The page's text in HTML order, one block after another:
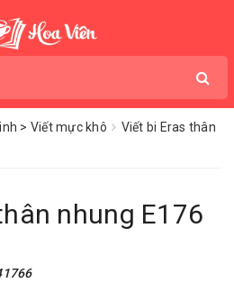
> Viết mực khô
Viết bi Eras thân
nhung E176